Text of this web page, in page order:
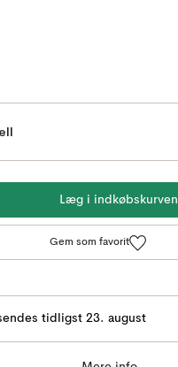
Læg i indkøbskurven
Gem som favorit
tidligst 23. august